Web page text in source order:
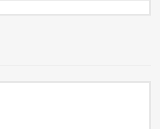
rozvinuly do šířky a hloubky a dnes jsou
obsadit centrum, pak ale na něj tvrdě
možnosti na křídlech! Samozřejmě i bílý